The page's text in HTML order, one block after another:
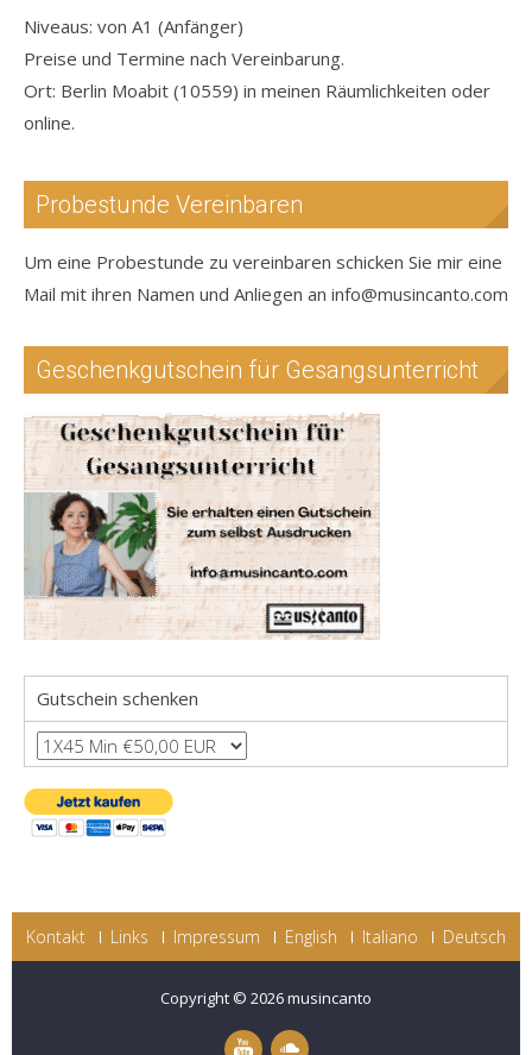
Niveaus: von A1 (Anfänger)
Preise und Termine nach Vereinbarung.
Ort: Berlin Moabit (10559) in meinen Räumlichkeiten oder
online.
Probestunde Vereinbaren
Um eine Probestunde zu vereinbaren schicken Sie mir eine
Mail mit ihren Namen und Anliegen an info@musincanto.com
Geschenkgutschein für Gesangsunterricht
Gutschein schenken
Kontakt Links Impressum English Italiano Deutsch
Copyright © 2026musincanto